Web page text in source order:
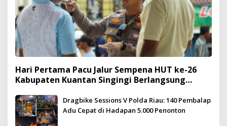
Hari Pertama Pacu Jalur Sempena HUT ke-26
Kabupaten Kuantan Singingi Berlangsung
Dragbike Sessions V Polda Riau: 140 Pembalap
Adu Cepat di Hadapan 5.000 Penonton